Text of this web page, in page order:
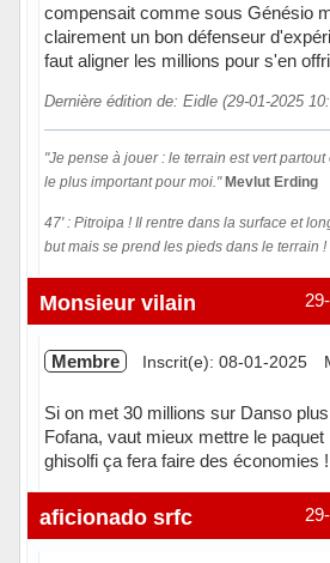
compensait comme sous Génésio
clairement un bon défenseur
faut aligner les millions pour s'en
Dernière édition de: Eidle (29-01-2025
"Je pense à jouer : le terrain est vert
le plus important pour moi." Mevlut Erding
47' : Pitroipa ! Il rentre dans la surface et
but mais se prend les pieds dans le terrain !
Hors ligne
Monsieur vilain
Membre Inscrit(e): 08-01-2025
Si on met 30 millions sur Danso
Fofana, vaut mieux mettre le
ghisolfi ça fera faire des économies
Hors ligne
aficionado srfc